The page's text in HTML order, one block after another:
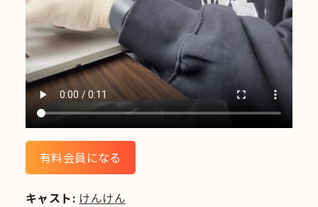
有料会員になる
キャスト: けんけん